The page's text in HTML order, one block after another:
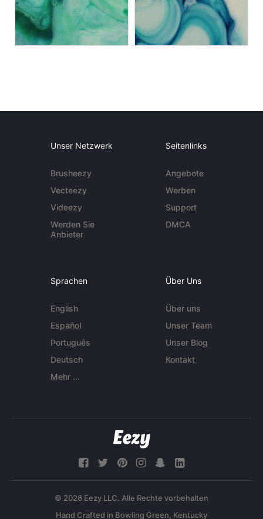
Unser Netzwerk
Brusheezy
Vecteezy
Videezy
Werden Sie
Anbieter
Seitenlinks
Angebote
Werben
Support
DMCA
Sprachen
English
Español
Português
Deutsch
Mehr ...
Über Uns
Über uns
Unser Team
Unser Blog
Kontakt
© 2026 Eezy LLC. Alle Rechte vorbehalten